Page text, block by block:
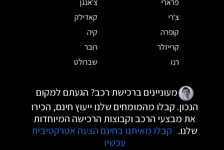
פרארי
צ'אנגן
צ'רי
קאדילק
קופרה
קיה
קרייזלר
רובר
רנו
שברולט
מעוניינים ברכישת רכב? הגעתם למקום
הנכון. קבלו מהמומחים שלנו ייעוץ חינם, הכירו
את מבצעי הרכב וקבוצות הרכישה המיוחדות
שלנו. קבלו מאיתנו בחינם הצעה אטרקטיבית
עכשיו